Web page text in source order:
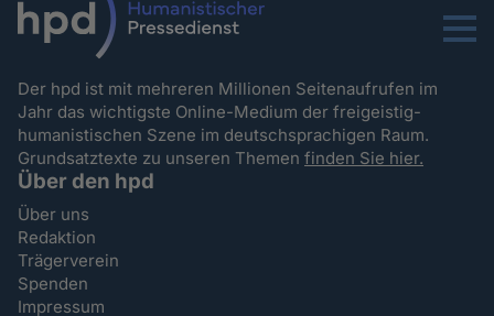
Menu
Der hpd ist mit mehreren Millionen Seitenaufrufen im
Jahr das wichtigste Online-Medium der freigeistig-
humanistischen Szene im deutschsprachigen Raum.
Grundsatztexte zu unseren Themenfinden Sie hier.
Über den hpd
Über uns
Redaktion
Trägerverein
Spenden
Impressum